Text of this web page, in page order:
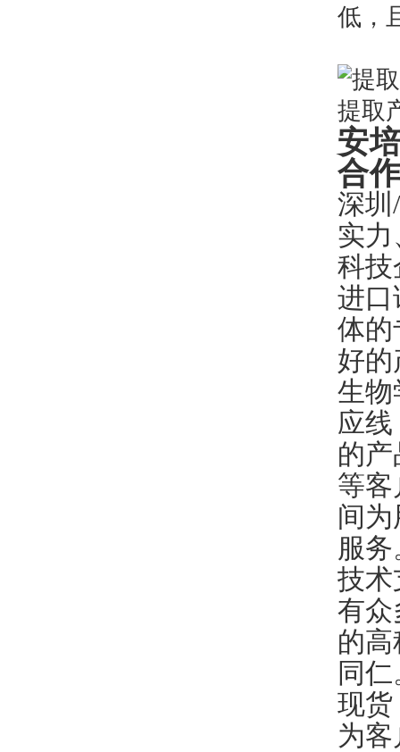
低，
安
合
深圳
实
科技
进口
体的
好
生物
应
的
等
间
服
技术
有众
的
同
现货
为